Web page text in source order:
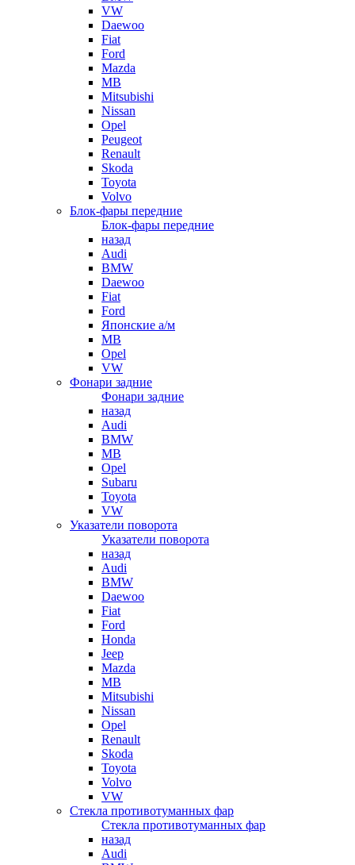
VW
Daewoo
Fiat
Ford
Mazda
MB
Mitsubishi
Nissan
Opel
Peugeot
Renault
Skoda
Toyota
Volvo
Блок-фары передние
Блок-фары передние
назад
Audi
BMW
Daewoo
Fiat
Ford
Японские а/м
MB
Opel
VW
Фонари задние
Фонари задние
назад
Audi
BMW
MB
Opel
Subaru
Toyota
VW
Указатели поворота
Указатели поворота
назад
Audi
BMW
Daewoo
Fiat
Ford
Honda
Jeep
Mazda
MB
Mitsubishi
Nissan
Opel
Renault
Skoda
Toyota
Volvo
VW
Стекла противотуманных фар
Стекла противотуманных фар
назад
Audi